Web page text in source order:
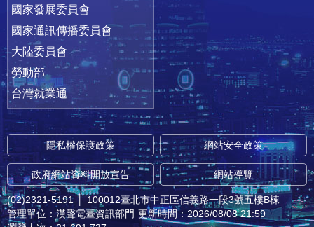
國家發展委員會
國家通訊傳播委員會
大陸委員會
勞動部
台灣就業通
隱私權保護政策 網站安全政策
政府網站資料開放宣告 網站導覽
(02)2321-5191 │ 100012臺北市中正區信義路一段3號五樓B棟
管理單位：漢聲電臺資訊部門 更新時間：2026/08/08 21:59